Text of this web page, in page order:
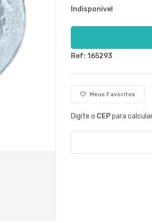
Indisponível
Ref: 165293
Meus Favoritos
Digite o CEPpara